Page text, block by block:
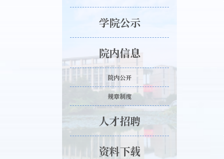
学院公示
院内信息
院内公开
规章制度
人才招聘
资料下载